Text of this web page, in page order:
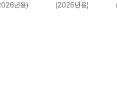
년용)
(2026년용)